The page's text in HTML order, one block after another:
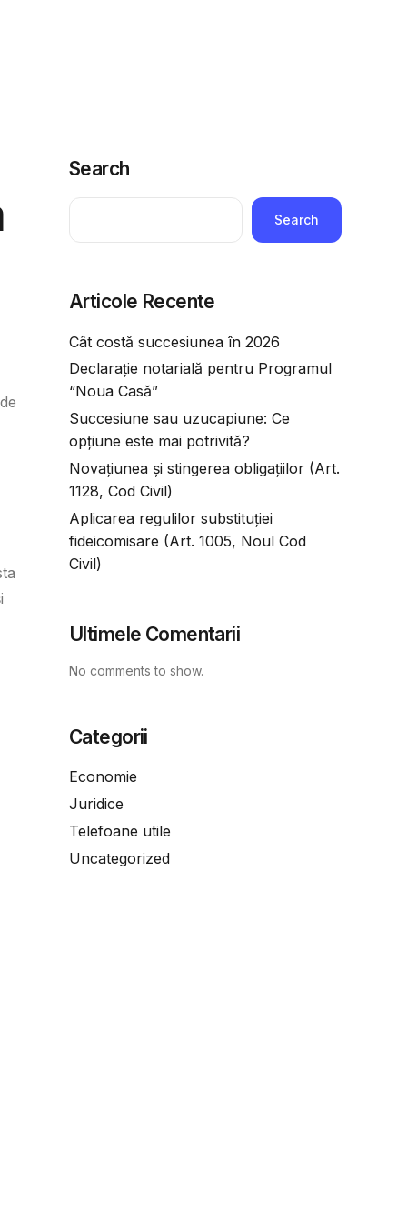
Search
Search
Articole Recente
Cât costă succesiunea în 2026
Declarație notarială pentru Programul
“Noua Casă”
Succesiune sau uzucapiune: Ce
opțiune este mai potrivită?
Novațiunea și stingerea obligațiilor (Art.
1128, Cod Civil)
Aplicarea regulilor substituției
fideicomisare (Art. 1005, Noul Cod
Civil)
Ultimele Comentarii
No comments to show.
Categorii
Economie
Juridice
Telefoane utile
Uncategorized